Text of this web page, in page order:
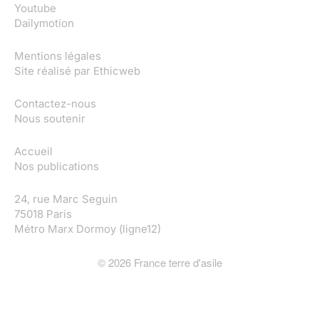
Youtube
Dailymotion
Mentions légales
Site réalisé par Ethicweb
Contactez-nous
Nous soutenir
Accueil
Nos publications
24, rue Marc Seguin
75018 Paris
Métro Marx Dormoy (ligne12)
© 2026France terre d'asile